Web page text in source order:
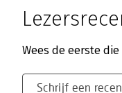
Wees de eerste
Schrijf een